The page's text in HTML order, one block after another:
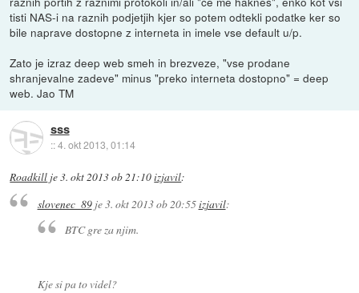
tisti NAS-i na raznih podjetjih kjer so potem odtekli podatke ker so
bile naprave dostopne z interneta in imele vse default u/p.
Zato je izraz deep web smeh in brezveze, "vse prodane
shranjevalne zadeve" minus "preko interneta dostopno" = deep
web. Jao TM
sss
::4. okt 2013, 01:14
Roadkill je3. okt 2013 ob 21:10izjavil:
slovenec_89je3. okt 2013 ob 20:55izjavil:
BTC gre za njim.
Kje si pa to videl?